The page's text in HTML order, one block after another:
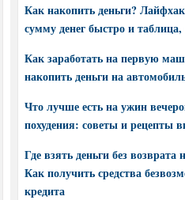
Как накопить деньги?
сумму денег быстро и
Как заработать на первую
накопить деньги на
Что лучше есть на ужин
похудения: советы и рецепты
Где взять деньги без
Как получить средства
кредита